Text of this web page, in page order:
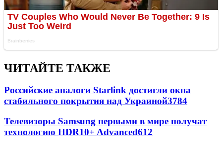
ЧИТАЙТЕ ТАКЖЕ
Российские аналоги Starlink достигли окна
стабильного покрытия над Украиной3784
Телевизоры Samsung первыми в мире получат
технологию HDR10+ Advanced612